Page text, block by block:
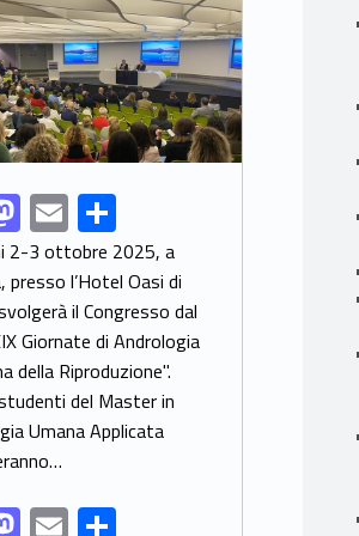
M
as
to
d
o
n
E
m
ai
l
h
ar
e
2-3 ottobre 2025, a
presso l’Hotel Oasi di
il Congresso dal
Giornate di Andrologia
della Riproduzione".
del Master in
Umana Applicata